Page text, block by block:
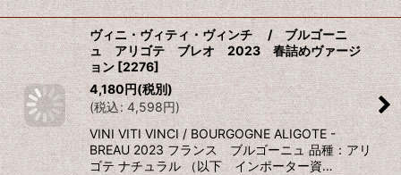
ヴィニ・ヴィティ・ヴィンチ / ブルゴーニ
ュ アリゴテ ブレオ 2023 春詰めヴァージ
ョン [2276]
4,180円(税別)
(税込: 4,598円)
VINI VITI VINCI / BOURGOGNE ALIGOTE -
BREAU 2023 フランス ブルゴーニュ 品種：アリ
ゴテ ナチュラル （以下 インポーター資…